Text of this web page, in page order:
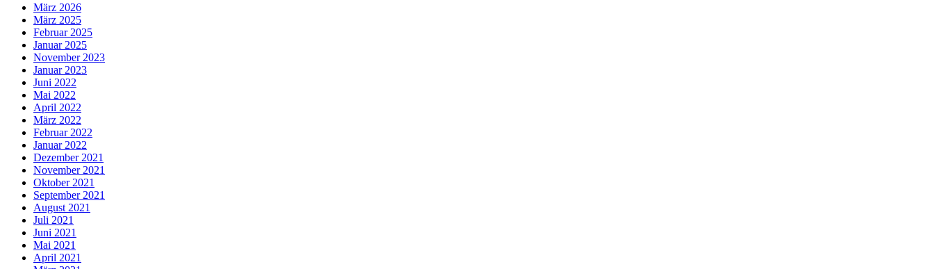
März 2026
März 2025
Februar 2025
Januar 2025
November 2023
Januar 2023
Juni 2022
Mai 2022
April 2022
März 2022
Februar 2022
Januar 2022
Dezember 2021
November 2021
Oktober 2021
September 2021
August 2021
Juli 2021
Juni 2021
Mai 2021
April 2021